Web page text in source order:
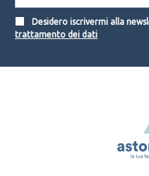
Desidero iscrivermi alla
trattamento dei dati